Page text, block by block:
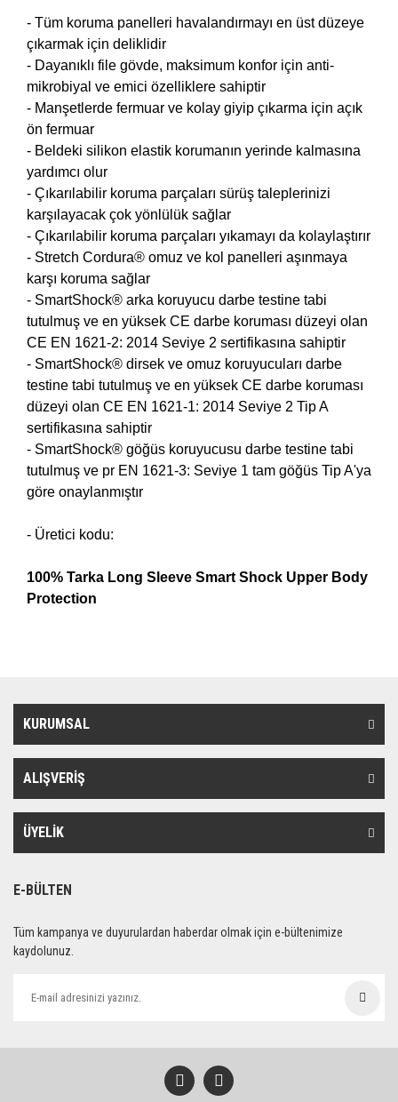
- Tüm koruma panelleri havalandırmayı en üst düzeye
çıkarmak için deliklidir
- Dayanıklı file gövde, maksimum konfor için anti-
mikrobiyal ve emici özelliklere sahiptir
- Manşetlerde fermuar ve kolay giyip çıkarma için açık
ön fermuar
- Beldeki silikon elastik korumanın yerinde kalmasına
yardımcı olur
- Çıkarılabilir koruma parçaları sürüş taleplerinizi
karşılayacak çok yönlülük sağlar
- Çıkarılabilir koruma parçaları yıkamayı da kolaylaştırır
- Stretch Cordura® omuz ve kol panelleri aşınmaya
karşı koruma sağlar
- SmartShock® arka koruyucu darbe testine tabi
tutulmuş ve en yüksek CE darbe koruması düzeyi olan
CE EN 1621-2: 2014 Seviye 2 sertifikasına sahiptir
- SmartShock® dirsek ve omuz koruyucuları darbe
testine tabi tutulmuş ve en yüksek CE darbe koruması
düzeyi olan CE EN 1621-1: 2014 Seviye 2 Tip A
sertifikasına sahiptir
- SmartShock® göğüs koruyucusu darbe testine tabi
tutulmuş ve pr EN 1621-3: Seviye 1 tam göğüs Tip A'ya
göre onaylanmıştır
- Üretici kodu:
100% Tarka Long Sleeve Smart Shock Upper Body
Protection
KURUMSAL
ALIŞVERİŞ
ÜYELİK
E-BÜLTEN
Tüm kampanya ve duyurulardan haberdar olmak için e-bültenimize
kaydolunuz.